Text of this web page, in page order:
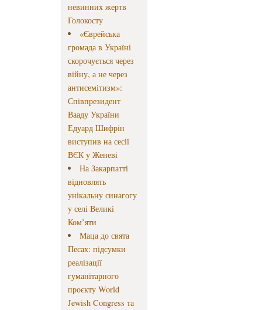
невинних жертв
Голокосту
«Єврейська
громада в Україні
скорочується через
війну, а не через
антисемітизм»:
Співпрезидент
Вааду України
Едуард Шифрін
виступив на сесії
ВЄК у Женеві
На Закарпатті
відновлять
унікальну синагогу
у селі Великі
Ком’яти
Маца до свята
Песах: підсумки
реалізації
гуманітарного
проєкту World
Jewish Congress та